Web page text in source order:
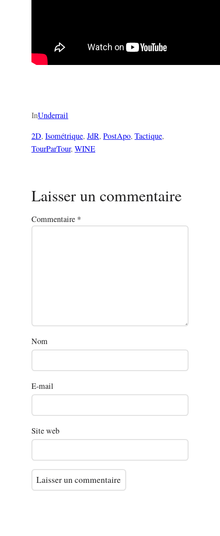
InUnderrail
2D, Isométrique, JdR, PostApo, Tactique
TourParTour, WINE
Laisser un commentaire
Commentaire *
Nom
E-mail
Site web